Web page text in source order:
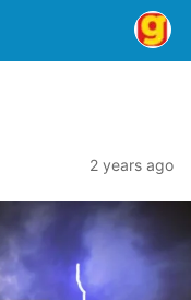
2 years ago